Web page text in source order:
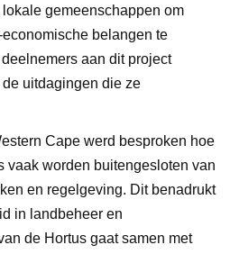
gemeenschappen om
belangen te
aan dit project
uitdagingen die ze
Cape werd besproken hoe
vaak worden buitengesloten van
en regelgeving. Dit benadrukt
in landbeheer en
de Hortus gaat samen met